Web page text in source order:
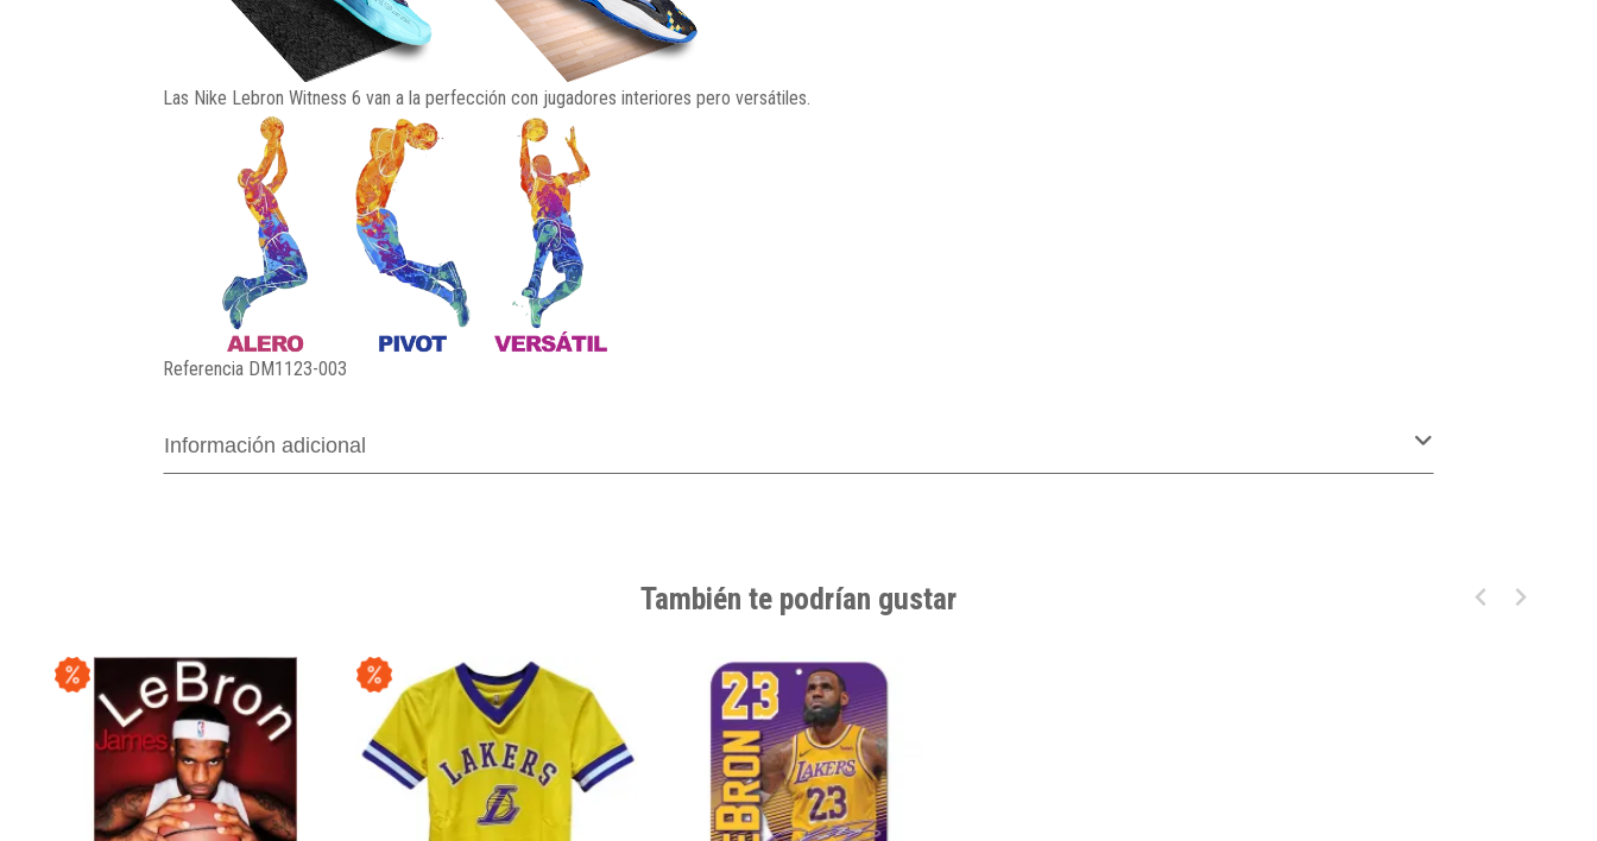
Las Nike Lebron Witness 6 van a la perfección con jugadores interiores pero versátiles.
Referencia DM1123-003
Información adicional
También te podrían gustar